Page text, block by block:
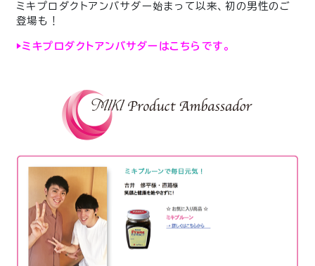
ミキプロダクトアンバサダー始まって以来、初の男性のご
登場も！
▶︎ミキプロダクトアンバサダーはこちらです。